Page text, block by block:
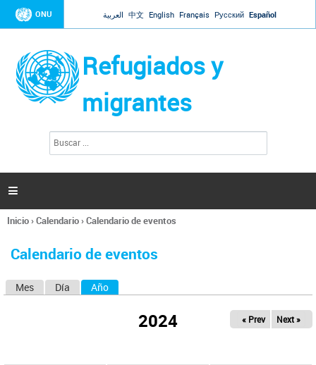
Jump to navigation
ONU العربية 中文 English Français Русский Español
Refugiados y
migrantes
l
s

Se
usted
Inicio›Calendario›Calendario de eventos
Calendario de eventos
Mes Día Año
2024 « Prev Next »